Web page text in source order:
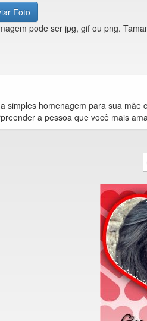
Foto
pode ser jpg, gif ou png.
simples homenagem para sua mãe
a pessoa que você mais